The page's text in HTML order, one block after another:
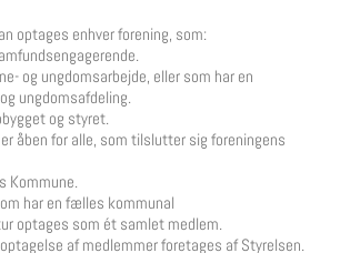
optages enhver forening, som:
og ungdomsarbejde, eller som har en
ungdomsafdeling.
og styret.
åben for alle, som tilslutter sig foreningens
Kommune.
har en fælles kommunal
optages som ét samlet medlem.
af medlemmer foretages af Styrelsen.